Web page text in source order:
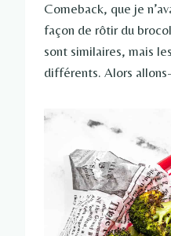
Comeback, que je
façon de rôtir du
sont similaires, mais
différents. Alors